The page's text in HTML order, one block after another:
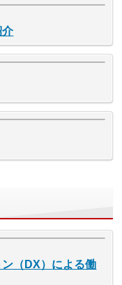
介
（DX）による働